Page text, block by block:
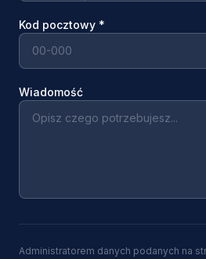
Kod pocztowy *
Wiadomość
Administratorem danych podanych na